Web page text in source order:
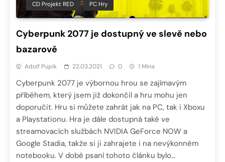
CD Projekt RED PC Hry
Cyberpunk 2077 je dostupný ve slevě nebo
bazarově
Adolf Pupík 22.03.2021 0 1 Mins
Cyberpunk 2077 je výbornou hrou se zajímavým
příběhem, který jsem již dokončil a hru mohu jen
doporučit. Hru si můžete zahrát jak na PC, tak i Xboxu
a Playstationu. Hra je dále dostupná také ve
streamovacích službách NVIDIA GeForce NOW a
Google Stadia, takže si ji zahrajete i na nevýkonném
notebooku. V době psaní tohoto článku bylo…